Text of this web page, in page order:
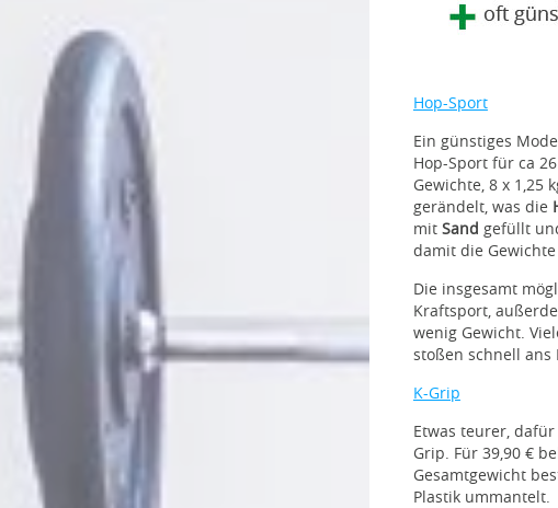
Hop-Sport
Ein günstiges
Hop-Sport für ca
Gewichte, 8 x 1,25
gerändelt, was die
mit Sand gefüllt
damit die
Die insgesamt
Kraftsport,
wenig Gewicht.
stoßen schnell ans
K-Grip
Etwas teurer,
Grip. Für 39,90 €
Gesamtgewicht
Plastik ummantelt.